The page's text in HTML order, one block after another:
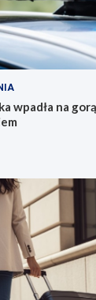
wpadła na